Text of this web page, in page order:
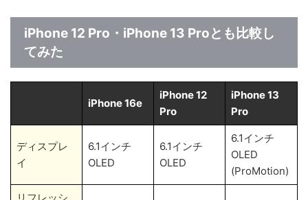
iPhone 12 Pro・iPhone 13 Proとも比較し
てみた
iPhone 16e
iPhone 12
Pro
iPhone 13
Pro
ディスプレ
イ
6.1インチ
OLED
6.1インチ
OLED
6.1インチ
OLED
(ProMotion)